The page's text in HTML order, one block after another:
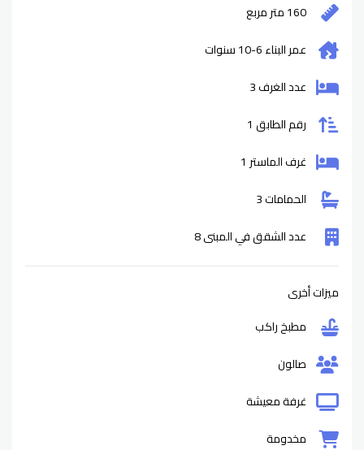
160 متر مربع
عمر البناء6-10
سنوات
عدد الغرف 3
رقم الطابق 1
غرف الماستر 1
الحمامات 3
عدد الشقق في المبنى 8
ميزات أخرى
مطبخ راكب
صالون
غرفة معيشة
مخدومة